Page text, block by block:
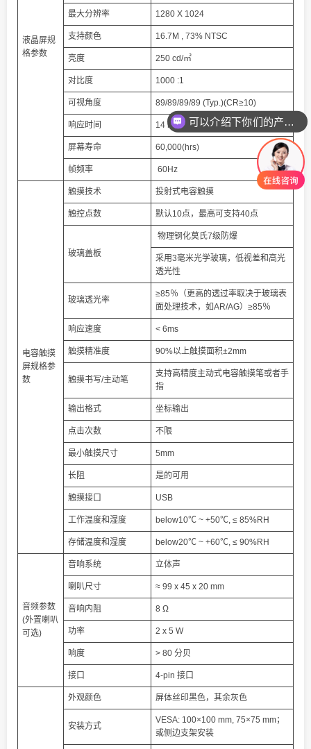
液晶屏规
格参数
最大分辨率 1280 X 1024
支持颜色 16.7M , 73% NTSC
亮度 250 cd/㎡
对比度 1000 :1
可视角度 89/89/89/89 (Typ.)(CR≥10)
响应时间 14 ms
屏幕寿命 60,000(hrs)
帧频率 60Hz
电容触摸
屏规格参
数
触摸技术 投射式电容触摸
触控点数 默认10点，最高可支持40点
玻璃盖板
物理钢化莫氏7级防爆
采用3毫米光学玻璃，低视差和高光
透光性
玻璃透光率
≥85％（更高的透过率取决于玻璃表
面处理技术，如AR/AG）≥85％
响应速度 < 6ms
触摸精准度 90%以上触摸面积±2mm
触摸书写/主动笔
支持高精度主动式电容触摸笔或者手
指
输出格式 坐标输出
点击次数 不限
最小触摸尺寸 5mm
长阻 是的可用
触摸接口 USB
工作温度和湿度 below10℃ ~ +50℃, ≤ 85%RH
存储温度和湿度 below20℃ ~ +60℃, ≤ 90%RH
音频参数
(外置喇叭
可选)
音响系统 立体声
喇叭尺寸 ≈ 99 x 45 x 20 mm
音响内阻 8 Ω
功率 2 x 5 W
响度 > 80 分贝
接口 4-pin 接口
外观颜色 屏体丝印黑色，其余灰色
安装方式
VESA: 100×100 mm, 75×75 mm；
或侧边支架安装